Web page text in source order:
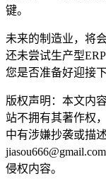
键。
未来的制造业，将
还未尝试生产型
您是否准备好迎接
版权声明：本文内
站不拥有其著作权
中有涉嫌抄袭或描
侵权内容。